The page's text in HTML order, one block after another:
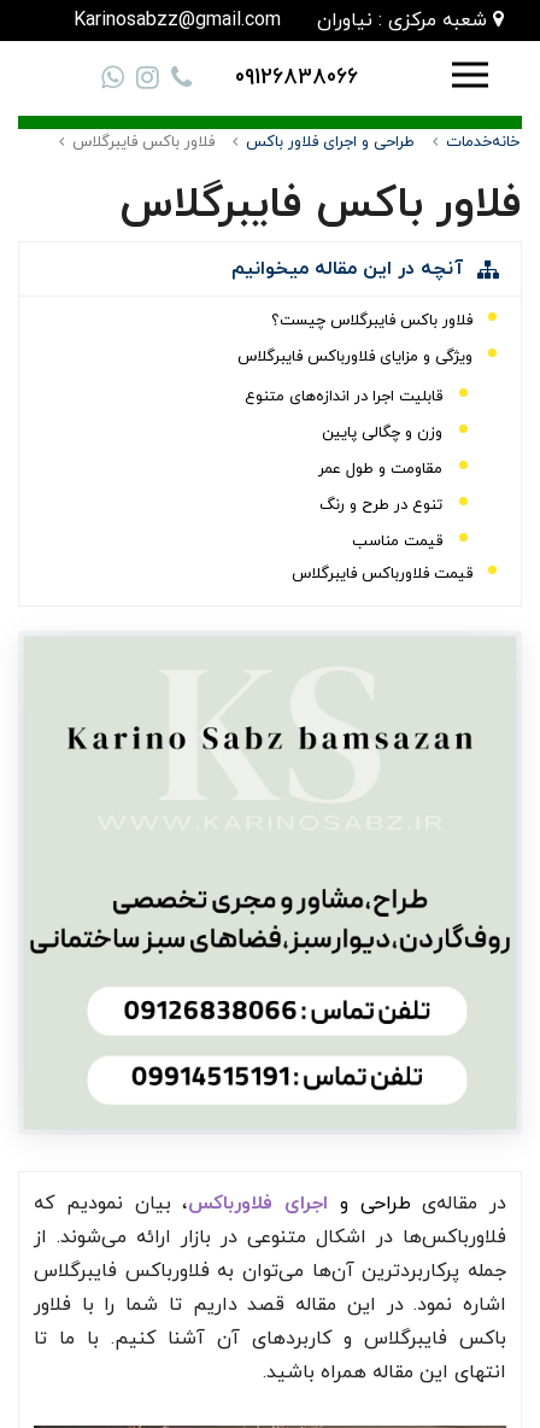
شعبه مرکزی : نیاوران Karinosabzz@gmail.com
09126838066
خانهخدمات طراحی و اجرای فلاور باکس فلاور باکس فایبرگلاس
فلاور باکس فایبرگلاس
آنچه در این مقاله میخوانیم
فلاور باکس فایبرگلاس چیست؟
ویژگی و مزایای فلاورباکس فایبرگلاس
قابلیت اجرا در اندازه‌های متنوع
وزن و چگالی پایین
مقاومت و طول عمر
تنوع در طرح و رنگ
قیمت مناسب
قیمت فلاورباکس فایبرگلاس
در مقاله‌ی طراحی و اجرای فلاورباکس، بیان نمودیم که
فلاورباکس‌ها در اشکال متنوعی در بازار ارائه می‌شوند. از
جمله پرکاربردترین آن‌ها می‌توان به فلاورباکس فایبرگلاس
اشاره نمود. در این مقاله قصد داریم تا شما را با فلاور
باکس فایبرگلاس و کاربردهای آن آشنا کنیم. با ما تا
انتهای این مقاله همراه باشید.